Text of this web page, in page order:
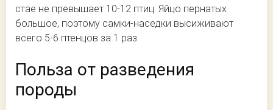
стае не превышает 10-12 птиц. Яйцо пернатых
большое, поэтому самки-наседки высиживают
всего 5-6 птенцов за 1 раз.
Польза от разведения
породы